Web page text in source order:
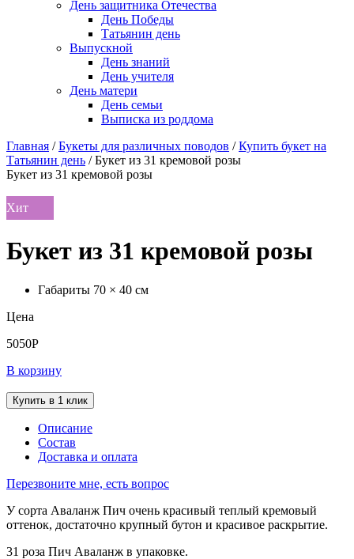
День защитника Отечества
День Победы
Татьянин день
Выпускной
День знаний
День учителя
День матери
День семьи
Выписка из роддома
Главная /Букеты для различных поводов /Купить букет на
Татьянин день /Букет из 31 кремовой розы
Букет из 31 кремовой розы
Хит
Букет из 31 кремовой розы
Габариты 70 × 40 см
Цена
5050Р
В корзину
Купить в 1 клик
Описание
Состав
Доставка и оплата
Перезвоните мне, есть вопрос
У сорта Аваланж Пич очень красивый теплый кремовый
оттенок, достаточно крупный бутон и красивое раскрытие.
31 роза Пич Аваланж в упаковке.